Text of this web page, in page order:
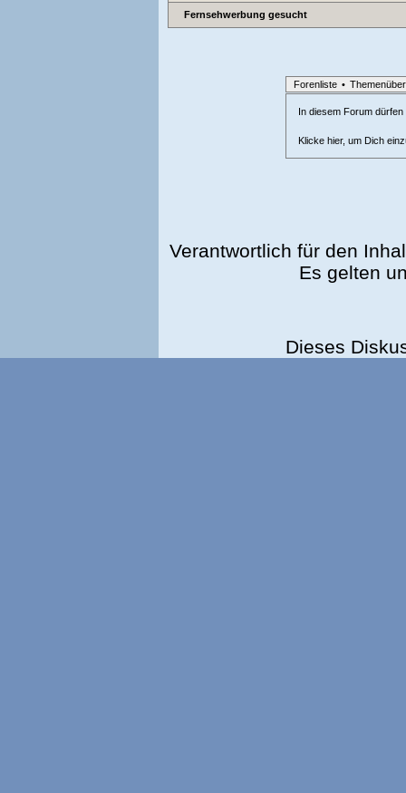
Fernsehwerbung gesucht
Forenliste •
In diesem Forum
Klicke hier, um Dich
Verantwortlich für den
Es gelten
Dieses